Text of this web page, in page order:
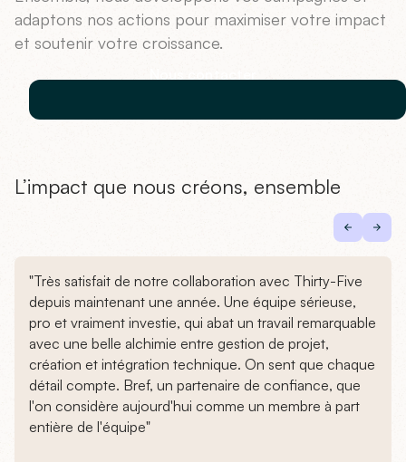
adaptons nos actions pour maximiser votre impact
et soutenir votre croissance.
L’impact que nous créons, ensemble
"Très satisfait de notre collaboration avec Thirty-Five
depuis maintenant une année. Une équipe sérieuse,
pro et vraiment investie, qui abat un travail remarquable
avec une belle alchimie entre gestion de projet,
création et intégration technique. On sent que chaque
détail compte. Bref, un partenaire de confiance, que
l'on considère aujourd'hui comme un membre à part
entière de l'équipe"